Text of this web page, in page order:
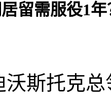
留需服役1
沃斯托克